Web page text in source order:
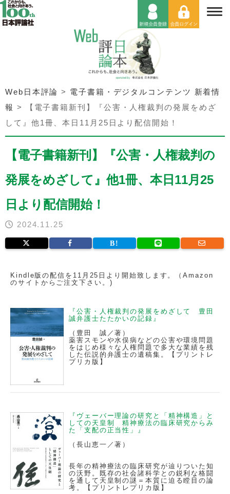
Web日本評論 > 電子書籍・デジタルコンテンツ 新着情
報 >
【電子書籍新刊】『公害・人権裁判の発展をめざ
して』他1冊、本日11月25日より配信開始！
【電子書籍新刊】『公害・人権裁判の
発展をめざして』他1冊、本日11月25
日より配信開始！
2024.11.25
Kindle版の配信を11月25日より開始致します。（Amazon
のサイトからご注文下さい。)
『公害・人権裁判の発展をめざして 豊田
誠弁護士たたかいの記録』
（豊田 誠／著）
薬害スモンや水俣病などの公害や環境問題
をはじめ様々な人権問題で多大な業績を残
した伝説的弁護士の遺稿集。【プリントレ
プリカ版】
『ヴェーバー理論の研究と「精神構造」と
しての天皇制 精神療法の臨床研究からみ
た「支配の正当性」』
（長山恵一／著）
長年の精神療法の臨床研究が辿りついた知
の沃野。既存の社会諸科学との鋭利な格闘
を通して天皇制の謎＝本質に迫る瞠目の論
考。【プリントレプリカ版】